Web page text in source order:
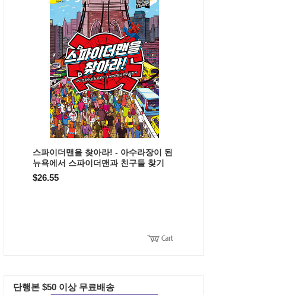
스파이더맨을 찾아라! - 아수라장이 된
뉴욕에서 스파이더맨과 친구들 찾기
$26.55
단행본 $50 이상 무료배송